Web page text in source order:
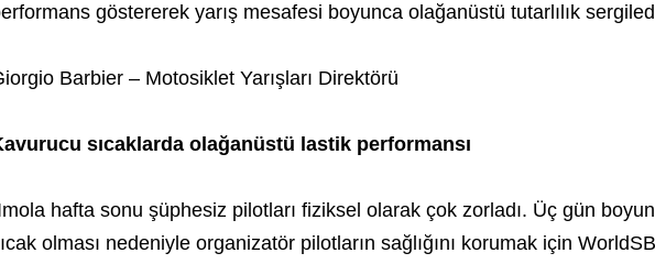
göstererek yarış mesafesi boyunca olağanüstü tutarlılık
Barbier – Motosiklet Yarışları Direktörü
sıcaklarda olağanüstü lastik performansı
hafta sonu şüphesiz pilotları fiziksel olarak çok zorladı. Üç gün
olması nedeniyle organizatör pilotların sağlığını korumak için